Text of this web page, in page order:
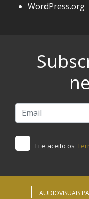
WordPress.org
Li e aceito os
AUDIOVISUAIS